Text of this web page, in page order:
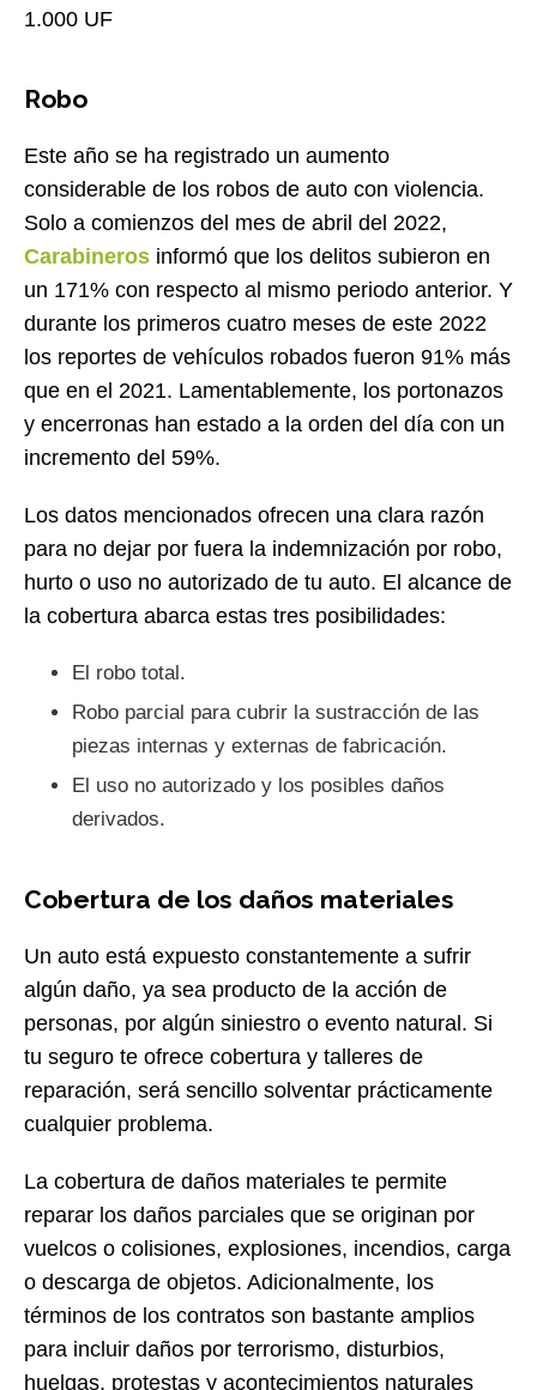
1.000 UF
Robo
Este año se ha registrado un aumento
considerable de los robos de auto con violencia.
Solo a comienzos del mes de abril del 2022,
Carabineros informó que los delitos subieron en
un 171% con respecto al mismo periodo anterior. Y
durante los primeros cuatro meses de este 2022
los reportes de vehículos robados fueron 91% más
que en el 2021. Lamentablemente, los portonazos
y encerronas han estado a la orden del día con un
incremento del 59%.
Los datos mencionados ofrecen una clara razón
para no dejar por fuera la indemnización por robo,
hurto o uso no autorizado de tu auto. El alcance de
la cobertura abarca estas tres posibilidades:
El robo total.
Robo parcial para cubrir la sustracción de las
piezas internas y externas de fabricación.
El uso no autorizado y los posibles daños
derivados.
Cobertura de los daños materiales
Un auto está expuesto constantemente a sufrir
algún daño, ya sea producto de la acción de
personas, por algún siniestro o evento natural. Si
tu seguro te ofrece cobertura y talleres de
reparación, será sencillo solventar prácticamente
cualquier problema.
La cobertura de daños materiales te permite
reparar los daños parciales que se originan por
vuelcos o colisiones, explosiones, incendios, carga
o descarga de objetos. Adicionalmente, los
términos de los contratos son bastante amplios
para incluir daños por terrorismo, disturbios,
huelgas, protestas y acontecimientos naturales